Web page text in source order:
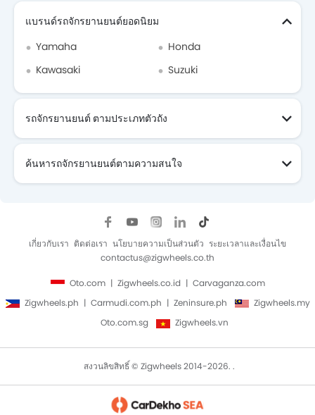
แบรนด์รถจักรยานยนต์ยอดนิยม
Yamaha
Honda
Kawasaki
Suzuki
รถจักรยานยนต์ ตามประเภทตัวถัง
ค้นหารถจักรยานยนต์ตามความสนใจ
เกี่ยวกับเรา ติดต่อเรา นโยบายความเป็นส่วนตัว ระยะเวลาและเงื่อนไข
contactus@zigwheels.co.th
Oto.com Zigwheels.co.id
Carvaganza.com
Zigwheels.ph
Carmudi.com.ph Zeninsure.ph
Zigwheels.my
Oto.com.sg
Zigwheels.vn
สงวนลิขสิทธิ์ © Zigwheels 2014-2026. .